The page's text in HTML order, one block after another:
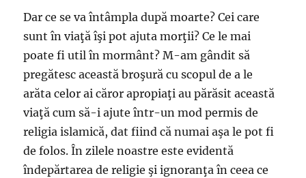
Dar ce se va întâmpla după moarte? Cei care
sunt în viaţă îşi pot ajuta morţii? Ce le mai
poate fi util în mormânt? M-am gândit să
pregătesc această broşură cu scopul de a le
arăta celor ai căror apropiaţi au părăsit această
viaţă cum să-i ajute într-un mod permis de
religia islamică, dat fiind că numai aşa le pot fi
de folos. În zilele noastre este evidentă
îndepărtarea de religie şi ignoranţa în ceea ce